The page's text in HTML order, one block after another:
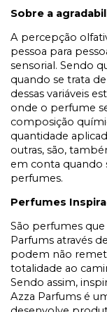
Sobre a
A percepção
pessoa para
sensorial. Sendo
quando se trata
dessas variáveis
onde o perfume
composição
quantidade
outras, são,
em conta quando
perfumes.
Perfumes
São perfumes
Parfums através
podem não
totalidade ao
Sendo assim,
Azza Parfums é